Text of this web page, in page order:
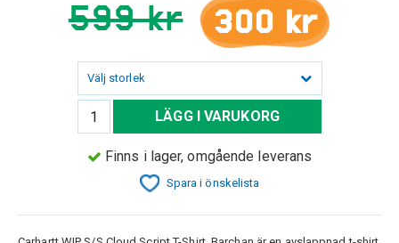
599 kr 300 kr
Välj storlek
LÄGG I VARUKORG
Finns i lager, omgående leverans
Spara i önskelista